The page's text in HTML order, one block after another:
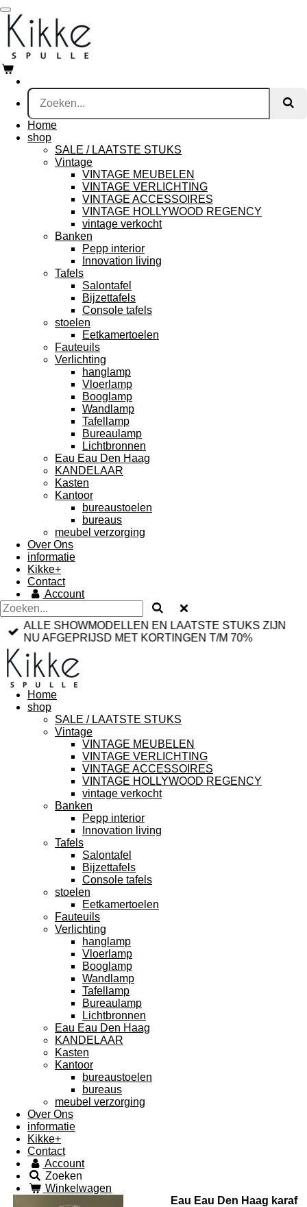
Ga
direct
naar
de
hoofdinhoud
Home
shop
SALE / LAATSTE STUKS
Vintage
VINTAGE MEUBELEN
VINTAGE VERLICHTING
VINTAGE ACCESSOIRES
VINTAGE HOLLYWOOD REGENCY
vintage verkocht
Banken
Pepp interior
Innovation living
Tafels
Salontafel
Bijzettafels
Console tafels
stoelen
Eetkamertoelen
Fauteuils
Verlichting
hanglamp
Vloerlamp
Booglamp
Wandlamp
Tafellamp
Bureaulamp
Lichtbronnen
Eau Eau Den Haag
KANDELAAR
Kasten
Kantoor
bureaustoelen
bureaus
meubel verzorging
Over Ons
informatie
Kikke+
Contact
Account
ALLE SHOWMODELLEN EN LAATSTE STUKS ZIJN
NU AFGEPRIJSD MET KORTINGEN T/M 70%
Home
shop
SALE / LAATSTE STUKS
Vintage
VINTAGE MEUBELEN
VINTAGE VERLICHTING
VINTAGE ACCESSOIRES
VINTAGE HOLLYWOOD REGENCY
vintage verkocht
Banken
Pepp interior
Innovation living
Tafels
Salontafel
Bijzettafels
Console tafels
stoelen
Eetkamertoelen
Fauteuils
Verlichting
hanglamp
Vloerlamp
Booglamp
Wandlamp
Tafellamp
Bureaulamp
Lichtbronnen
Eau Eau Den Haag
KANDELAAR
Kasten
Kantoor
bureaustoelen
bureaus
meubel verzorging
Over Ons
informatie
Kikke+
Contact
Account
Zoeken
Winkelwagen
Eau Eau Den Haag karaf